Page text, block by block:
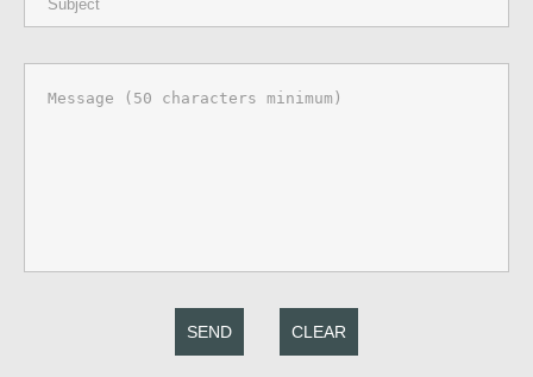
SEND CLEAR